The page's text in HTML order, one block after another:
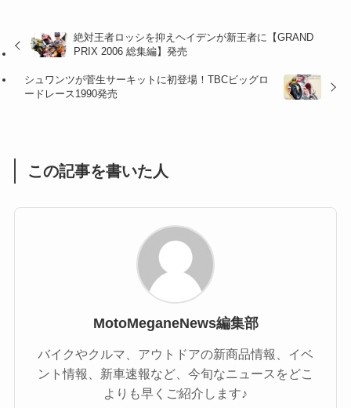
(47)
(16)
(1)
絶対王者ロッシを抑えヘイデンが新王者に【GRAND
PRIX 2006 総集編】発売
シュワンツが菅生サーキットに初登場！TBCビッグロ
ードレース1990発売
この記事を書いた人
MotoMeganeNews編集部
バイクやクルマ、アウトドアの新商品情報、イベ
ント情報、新車速報など、今旬なニュースをどこ
よりも早くご紹介します♪